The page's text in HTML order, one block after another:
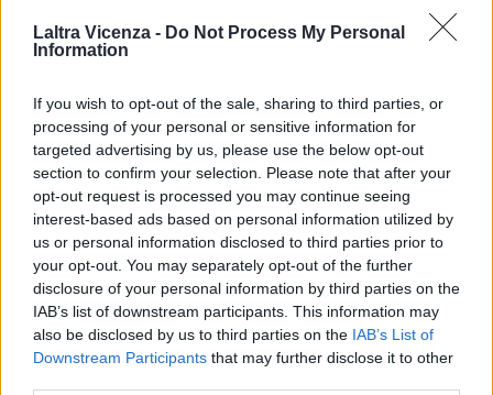
Laltra Vicenza - Do Not Process My Personal
Information
If you wish to opt-out of the sale, sharing to third parties, or
processing of your personal or sensitive information for
targeted advertising by us, please use the below opt-out
section to confirm your selection. Please note that after your
opt-out request is processed you may continue seeing
interest-based ads based on personal information utilized by
us or personal information disclosed to third parties prior to
your opt-out. You may separately opt-out of the further
disclosure of your personal information by third parties on the
IAB’s list of downstream participants. This information may
also be disclosed by us to third parties on the IAB’s List of
Downstream Participants that may further disclose it to other
Nel corso dei secoli ha subìto parecchie manomissioni e per tale
motivo molte parti non sono appartenenti all’impianto originario.
La costruzione addossata al fianco meridionale, ricordata come
casa dell’eremita, si sviluppa su due piani, e potrebbe essere la
dimora voluta dalla famiglia possidente per garantire un ministro
del culto (forse un monaco) sempre presente per le celebrazioni
private; l’epoca della sua erezione è ignota. (Arch. Gabriele
Zorzetto)